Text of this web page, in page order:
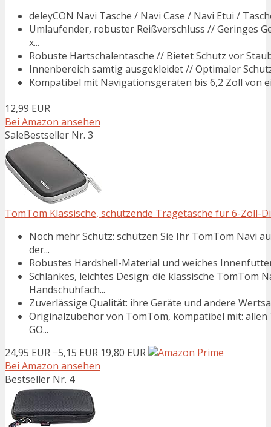
deleyCON Navi Tasche / Navi Case / Navi Etui /
Umlaufender, robuster Reißverschluss // Geringes
x...
Robuste Hartschalentasche // Bietet Schutz vor
Innenbereich samtig ausgekleidet // Optimaler
Kompatibel mit Navigationsgeräten bis 6,2 Zoll von
12,99 EUR
Bei Amazon ansehen
SaleBestseller Nr. 3
TomTom Klassische, schützende Tragetasche für 6-Zoll-
Noch mehr Schutz: schützen Sie Ihr TomTom Navi
der...
Robustes Hardshell-Material und weiches
Schlankes, leichtes Design: die klassische TomTom
Handschuhfach...
Zuverlässige Qualität: ihre Geräte und andere
Originalzubehör von TomTom, kompatibel mit: allen
GO...
24,95 EUR −5,15 EUR 19,80 EUR
Bei Amazon ansehen
Bestseller Nr. 4